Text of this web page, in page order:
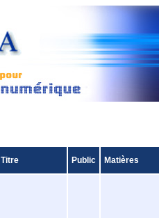
Titre Public Matières